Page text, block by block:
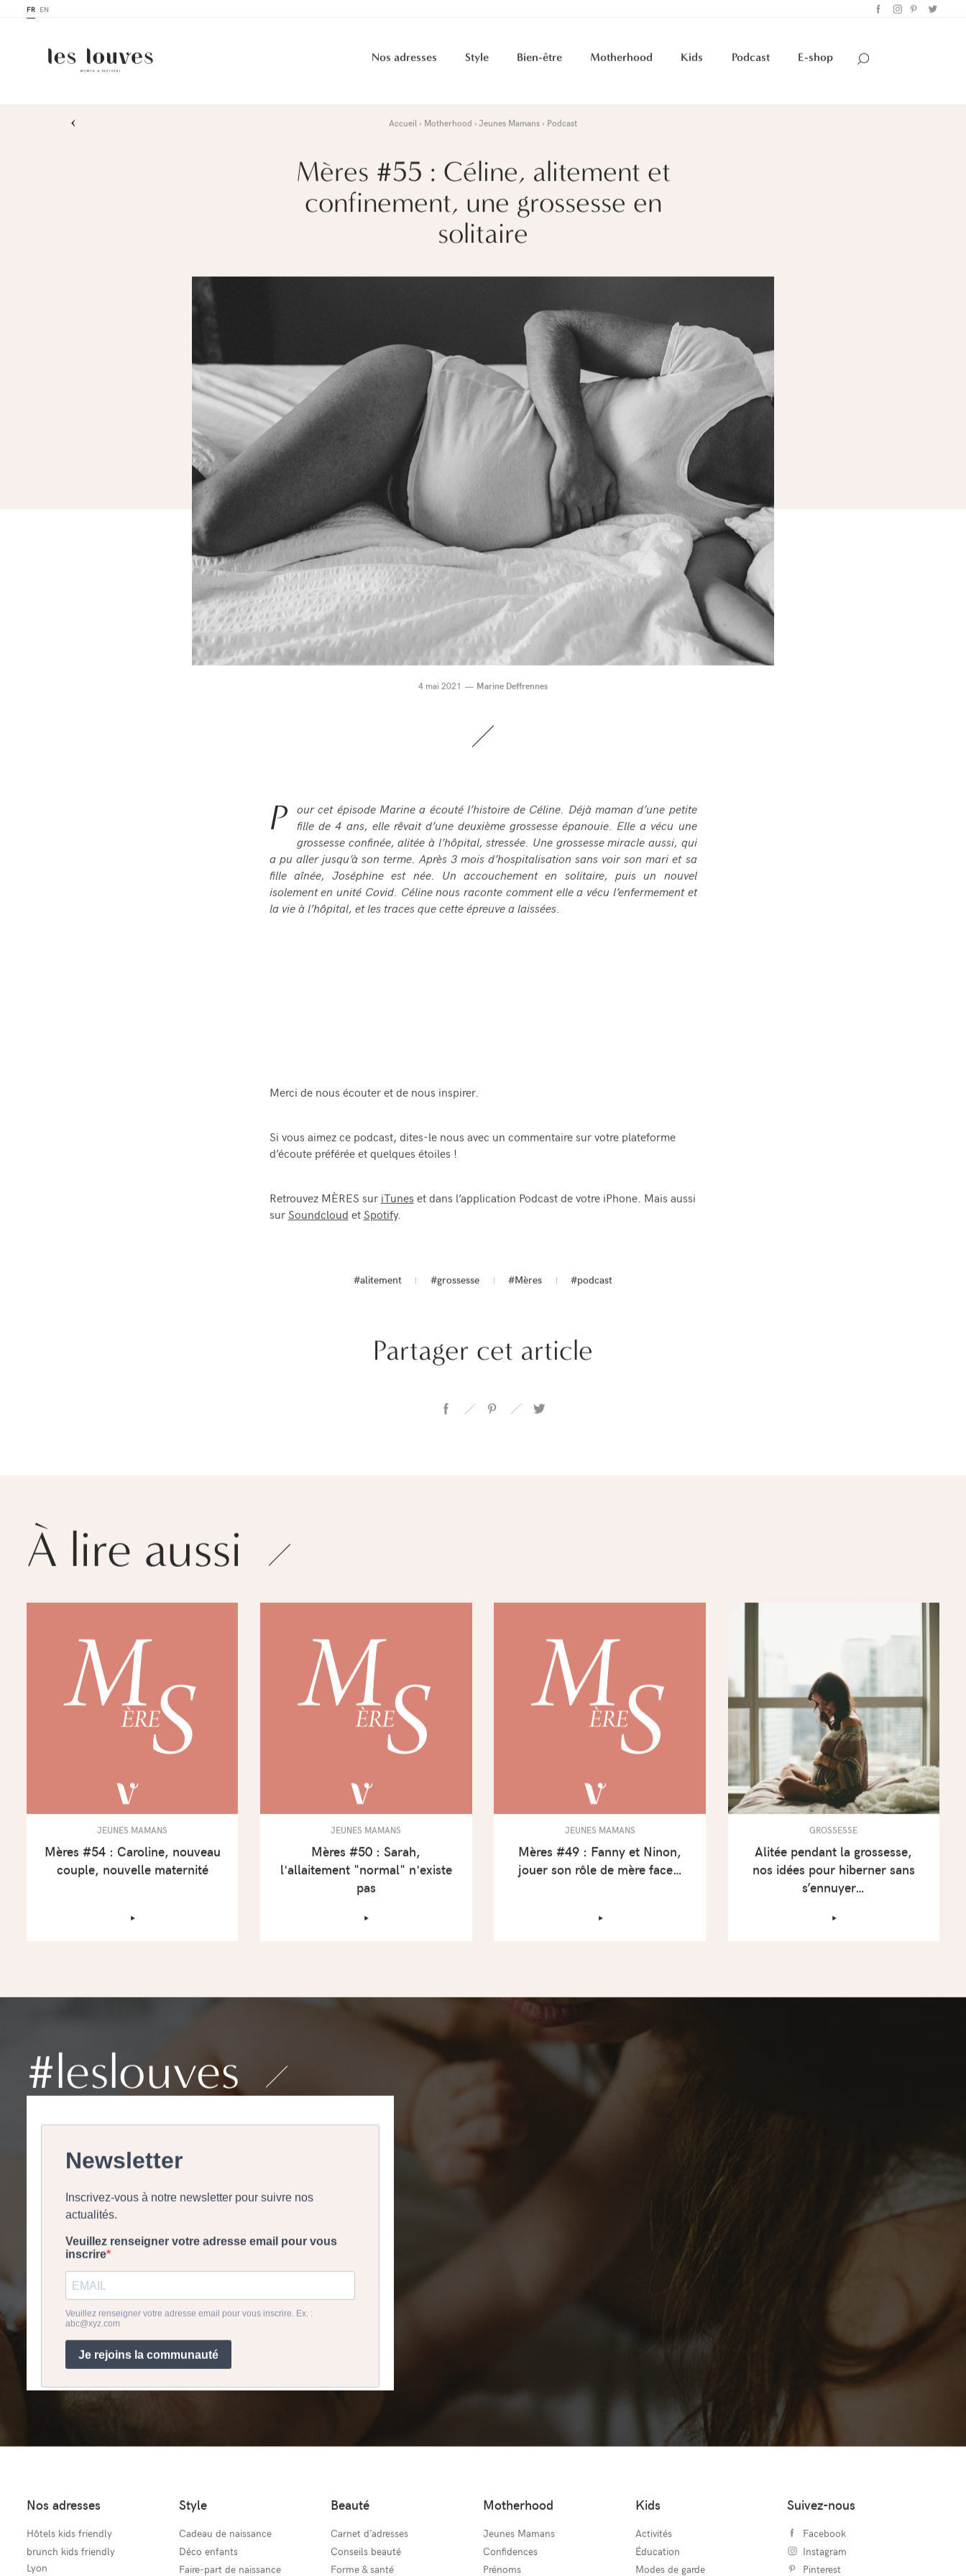
FR EN
Nos adresses Style Bien-être Motherhood Kids Podcast E-shop
› Accueil Motherhood Jeunes Mamans Podcast
Mères #55 : Céline, alitement et
confinement, une grossesse en
solitaire
4 mai 2021 Marine Deffrennes
P
our cet épisode Marine a écouté l’histoire de Céline. Déjà maman d’une petite
fille de 4 ans, elle rêvait d’une deuxième grossesse épanouie. Elle a vécu une
grossesse confinée, alitée à l’hôpital, stressée. Une grossesse miracle aussi, qui
a pu aller jusqu’à son terme. Après 3 mois d’hospitalisation sans voir son mari et sa
fille aînée, Joséphine est née. Un accouchement en solitaire, puis un nouvel
isolement en unité Covid. Céline nous raconte comment elle a vécu l’enfermement et
la vie à l’hôpital, et les traces que cette épreuve a laissées.
Merci de nous écouter et de nous inspirer.
Si vous aimez ce podcast, dites-le nous avec un commentaire sur votre plateforme
d’écoute préférée et quelques étoiles !
Retrouvez MÈRES suriTuneset dans l’application Podcast de votre iPhone. Mais aussi
surSoundcloudetSpotify.
#alitement #grossesse #Mères #podcast
Partager cet article
À lire aussi
JEUNES MAMANS
Mères #54 : Caroline, nouveau
couple, nouvelle maternité
‣
JEUNES MAMANS
Mères #50 : Sarah,
l'allaitement "normal" n'existe
pas
‣
JEUNES MAMANS
Mères #49 : Fanny et Ninon,
jouer son rôle de mère face…
‣
GROSSESSE
Alitée pendant la grossesse,
nos idées pour hiberner sans
s’ennuyer…
‣
#leslouves
Nos adresses
Hôtels kids friendly
brunch kids friendly
Lyon
Style
Cadeau de naissance
Déco enfants
Faire-part de naissance
Beauté
Carnet d’adresses
Conseils beauté
Forme & santé
Motherhood
Jeunes Mamans
Confidences
Prénoms
Kids
Activités
Éducation
Modes de garde
Suivez-nous
Facebook
Instagram
Pinterest